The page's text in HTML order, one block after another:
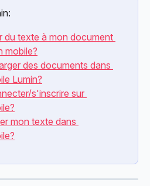
du texte à mon document
mobile?
des documents dans
Lumin?
s'inscrire sur
mon texte dans